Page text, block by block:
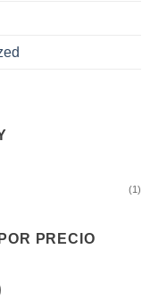
(1)
PRECIO